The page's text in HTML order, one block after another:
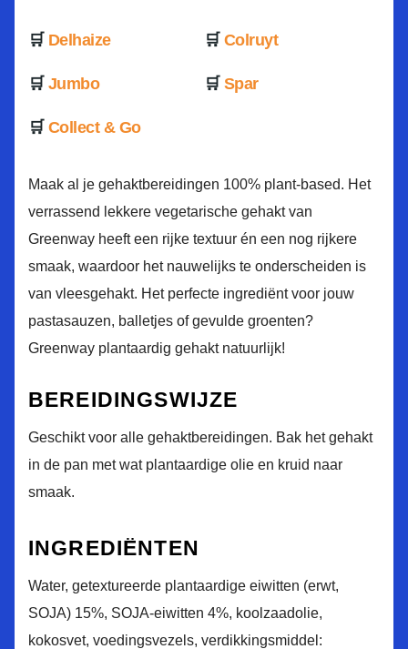
Delhaize Colruyt
Jumbo Spar
Collect & Go
Maak al je gehaktbereidingen 100% plant-based. Het
verrassend lekkere vegetarische gehakt van
Greenway heeft een rijke textuur én een nog rijkere
smaak, waardoor het nauwelijks te onderscheiden is
van vleesgehakt. Het perfecte ingrediënt voor jouw
pastasauzen, balletjes of gevulde groenten?
Greenway plantaardig gehakt natuurlijk!
BEREIDINGSWIJZE
Geschikt voor alle gehaktbereidingen. Bak het gehakt
in de pan met wat plantaardige olie en kruid naar
smaak.
INGREDIËNTEN
Water, getextureerde plantaardige eiwitten (erwt,
SOJA) 15%, SOJA-eiwitten 4%, koolzaadolie,
kokosvet, voedingsvezels, verdikkingsmiddel: